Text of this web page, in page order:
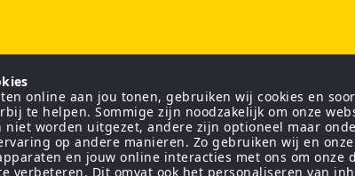
online aan jou tonen, gebruiken wij cookies en
te helpen. Sommige zijn noodzakelijk om onze
niet worden uitgezet, andere zijn optioneel maar
op andere manieren. Zo gebruiken wij en
en jouw online interacties met ons om onze
verbeteren. Dit omvat ook het personaliseren van